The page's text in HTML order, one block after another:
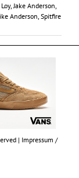
, Jake Anderson
Anderson Spitfire
| Impressum /